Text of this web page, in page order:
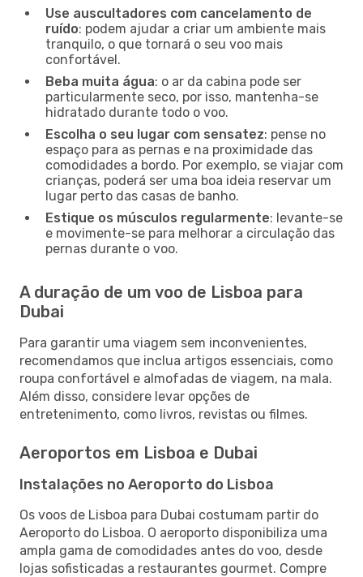
Use auscultadores com cancelamento de
ruído: podem ajudar a criar um ambiente mais
tranquilo, o que tornará o seu voo mais
confortável.
Beba muita água: o ar da cabina pode ser
particularmente seco, por isso, mantenha-se
hidratado durante todo o voo.
Escolha o seu lugar com sensatez: pense no
espaço para as pernas e na proximidade das
comodidades a bordo. Por exemplo, se viajar com
crianças, poderá ser uma boa ideia reservar um
lugar perto das casas de banho.
Estique os músculos regularmente: levante-se
e movimente-se para melhorar a circulação das
pernas durante o voo.
A duração de um voo de Lisboa para
Dubai
Para garantir uma viagem sem inconvenientes,
recomendamos que inclua artigos essenciais, como
roupa confortável e almofadas de viagem, na mala.
Além disso, considere levar opções de
entretenimento, como livros, revistas ou filmes.
Aeroportos em Lisboa e Dubai
Instalações no Aeroporto do Lisboa
Os voos de Lisboa para Dubai costumam partir do
Aeroporto do Lisboa. O aeroporto disponibiliza uma
ampla gama de comodidades antes do voo, desde
lojas sofisticadas a restaurantes gourmet. Compre